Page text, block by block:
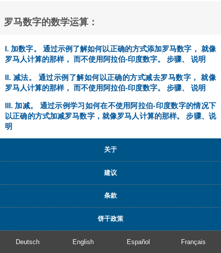
罗马数字的数学运算：
I. 加数字。 通过示例了解如何以正确的方式添加罗马数字， 就像
罗马人计算的那样， 而不使用阿拉伯-印度数字。 步骤、 说明
II. 减法。 通过示例了解如何以正确的方式减去罗马数字， 就像
罗马人计算的那样， 而不使用阿拉伯-印度数字。 步骤、 说明
III. 加减。 通过示例学习如何在不使用阿拉伯-印度数字的情况下
以正确的方式加减罗马数字，就像罗马人计算的那样。 步骤、说
明
关于
建议
条款
饼干政策
Deutsch English Español Français